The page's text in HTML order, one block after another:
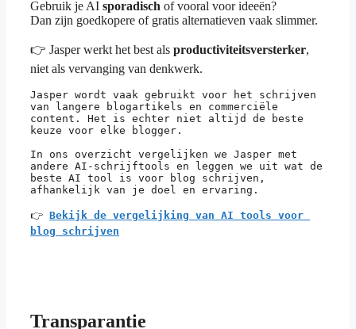
Gebruik je AI sporadisch of vooral voor ideeën?
Dan zijn goedkopere of gratis alternatieven vaak slimmer.
👉 Jasper werkt het best als productiviteitsversterker,
niet als vervanging van denkwerk.
Jasper wordt vaak gebruikt voor het schrijven
van langere blogartikels en commerciële
content. Het is echter niet altijd de beste
keuze voor elke blogger.
In ons overzicht vergelijken we Jasper met
andere AI-schrijftools en leggen we uit wat de
beste AI tool is voor blog schrijven,
afhankelijk van je doel en ervaring.
👉 Bekijk de vergelijking van AI tools voor
blog schrijven
Transparantie